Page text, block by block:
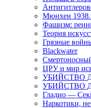
Мюнхен 1938.
Фашизм:
Теория
Грязные
Blackwater
ЦРУ и мир
УБИЙСТВО
УБИЙСТВО
Гладио —
Наркотики,